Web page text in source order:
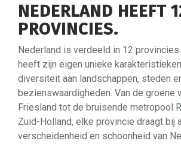
NEDERLAND HEEFT
PROVINCIES.
Nederland is verdeeld in 12
heeft zijn eigen unieke
diversiteit aan landschappen, steden
bezienswaardigheden. Van de groene
Friesland tot de bruisende metropool
Zuid-Holland, elke provincie draagt bij
verscheidenheid en schoonheid van